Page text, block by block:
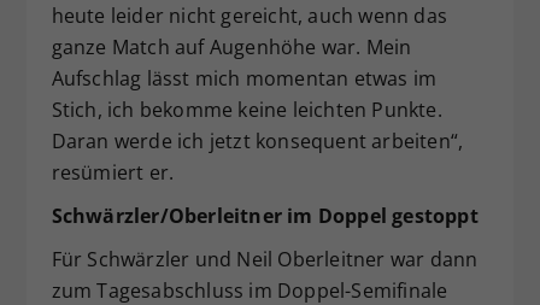
heute leider nicht gereicht, auch wenn das
ganze Match auf Augenhöhe war. Mein
Aufschlag lässt mich momentan etwas im
Stich, ich bekomme keine leichten Punkte.
Daran werde ich jetzt konsequent arbeiten“,
resümiert er.
Schwärzler/Oberleitner im Doppel gestoppt
Für Schwärzler und Neil Oberleitner war dann
zum Tagesabschluss im Doppel-Semifinale